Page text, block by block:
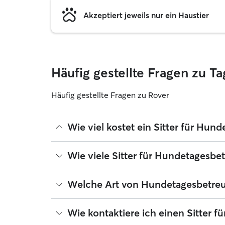
Akzeptiert jeweils nur ein Haustier
Häufig gestellte Fragen zu
Häufig gestellte Fragen zu Rover
Wie viel kostet ein Sitter für
Sitter können ihre Preise bei Rover frei
in Alfter betragen seit August 2026 etwa 25 pro
ändern, wenn du deine Buchung an deine
Wie viele Sitter für
Seit August 2026 bieten 309 Sitter
Radius erweitern, Bewertungen lesen und
Hundesitter für Tagesbetreuungen, die sich
Identifikationsverfahren absolvieren.
Welche Art von
Sitter für Hundetagesbetreuungen in Alfter
anderweitig unabkömmlich bist. Buche eine
Wie kontaktiere ich einen Sitter